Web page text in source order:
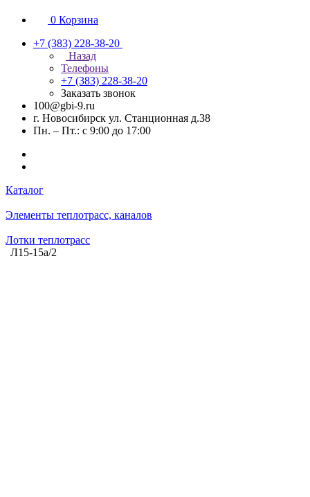
0 Корзина
+7 (383) 228-38-20
Назад
Телефоны
+7 (383) 228-38-20
Заказать звонок
100@gbi-9.ru
г. Новосибирск ул. Станционная д.38
Пн. – Пт.: с 9:00 до 17:00
Каталог
Элементы теплотрасс, каналов
Лотки теплотрасс
Л15-15а/2